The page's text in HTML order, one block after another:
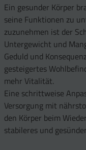
Ein gesunder Körper
seine Funktionen zu
zuzunehmen ist der
Untergewicht und
Geduld und
gesteigertes
mehr Vitalität.
Eine schrittweise
Versorgung mit
den Körper beim
stabileres und